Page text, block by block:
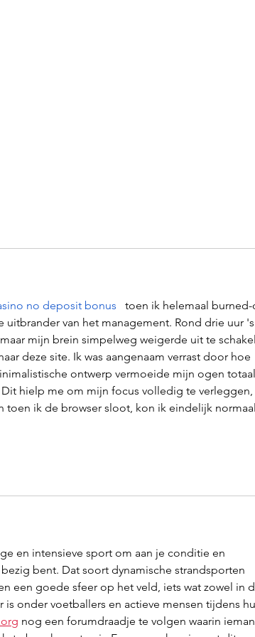
no deposit bonus
toen ik helemaal
uitbrander van het management. Rond drie uur
mijn brein simpelweg weigerde uit te
deze site. Ik was aangenaam verrast door hoe
ontwerp vermoeide mijn ogen
hielp me om mijn focus volledig te
toen ik de browser sloot, kon ik eindelijk
en intensieve sport om aan je conditie en
bent. Dat soort dynamische strandsporten
een goede sfeer op het veld, iets wat zowel in
is onder voetballers en actieve mensen tijdens
nog een forumdraadje te volgen waarin